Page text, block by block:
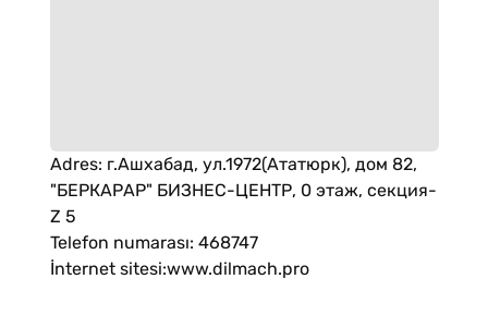
Adres: г.Ашхабад, ул.1972(Ататюрк), дом 82,
"БЕРКАРАР" БИЗНЕС-ЦЕНТР, 0 этаж, секция-
Z 5
Telefon numarası: 468747
İnternet sitesi:www.dilmach.pro